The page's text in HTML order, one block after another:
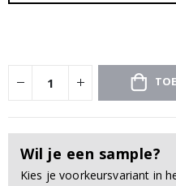
Wil je een sample?
Kies je voorkeursvariant in